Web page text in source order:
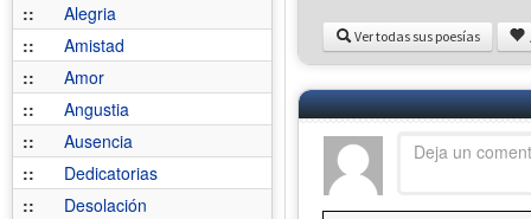
::
Alegria
::
Amistad
::
Amor
::
Angustia
::
Ausencia
::
Dedicatorias
::
Desolación
Ver todas sus poesías